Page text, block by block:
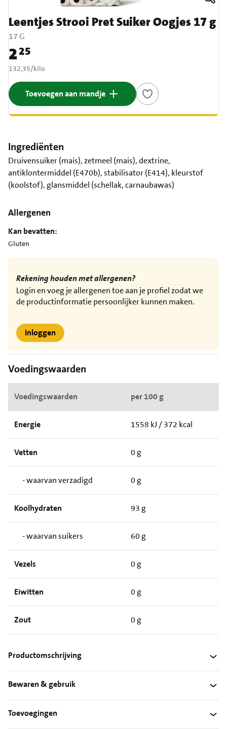
Leentjes Strooi Pret Suiker Oogjes 17 g
17 G
Prijs: € 2,25
225
€ 132,35 per kilo
132,35/kilo
Toevoegen aan mandje
Ingrediënten
Druivensuiker (mais), zetmeel (mais), dextrine,
antiklontermiddel (E470b), stabilisator (E414), kleurstof
(koolstof), glansmiddel (schellak, carnaubawas)
Allergenen
Kan bevatten:
Gluten
Rekening houden met allergenen?
Login en voeg je allergenen toe aan je profiel zodat we
de productinformatie persoonlijker kunnen maken.
Inloggen
Voedingswaarden
Voedingswaarden per 100 g
Energie 1558 kJ / 372 kcal
Vetten 0 g
- waarvan verzadigd 0 g
Koolhydraten 93 g
- waarvan suikers 60 g
Vezels 0 g
Eiwitten 0 g
Zout 0 g
Productomschrijving
Bewaren & gebruik
Toevoegingen